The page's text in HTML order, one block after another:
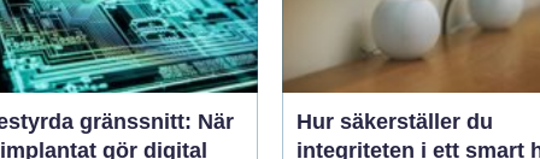
gränssnitt: När
gör digital
Hur säkerställer du
integriteten i ett smart